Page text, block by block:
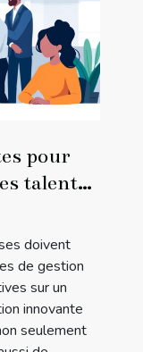
pour
talents
doivent
de gestion
sur un
innovante
seulement